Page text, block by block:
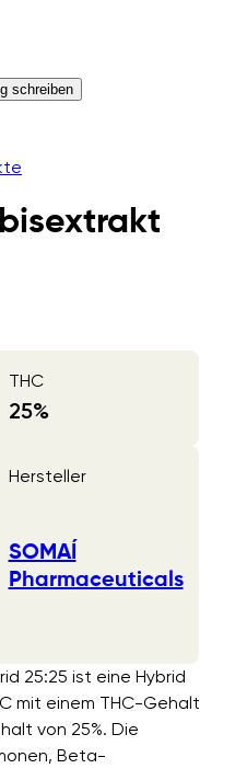
schreiben
THC
25%
Hersteller
SOMAÍ
Pharmaceuticals
25:25 ist eine Hybrid
mit einem THC-Gehalt
von 25%. Die
Beta-